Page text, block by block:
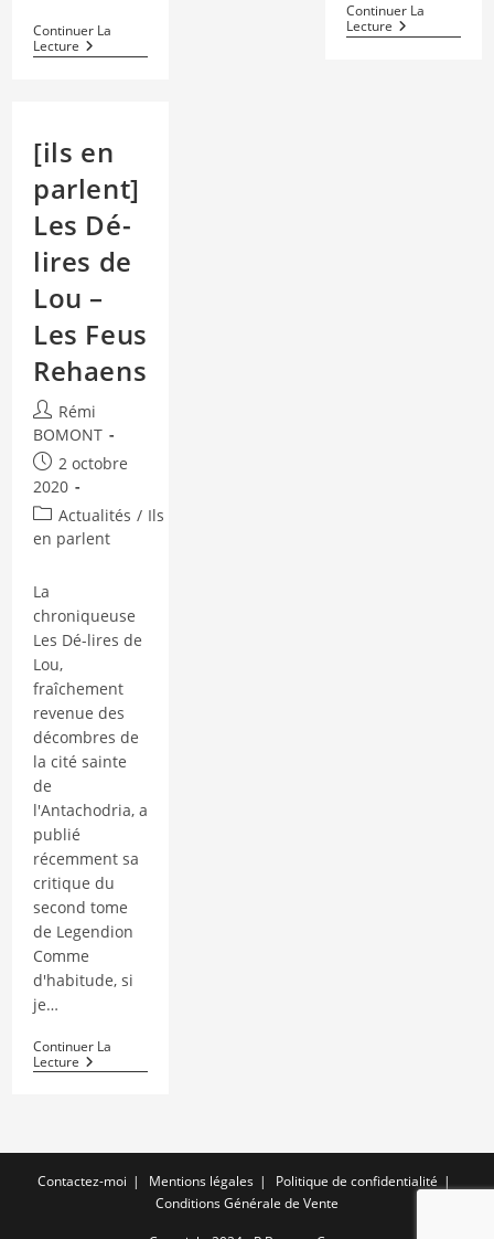
Continuer La
LectureEscasam
–
Continuer La
Lecture[ils
En
[ils en
parlent]
Les Dé-
lires de
Lou –
Les Feus
Rehaens
Auteur/autrice
de
la
publication :
Rémi
BOMONT
Publication
publiée :
2 octobre
2020
Post
category:
Actualités / Ils
en parlent
La
chroniqueuse
Les Dé-lires de
Lou,
fraîchement
revenue des
décombres de
la cité sainte
de
l'Antachodria, a
publié
récemment sa
critique du
second tome
de Legendion
Comme
d'habitude, si
je…
Continuer La
Lecture[ils
En
Lires
Lou
Contactez-moi Mentions légales
Politique de confidentialité
Conditions Générale de Vente